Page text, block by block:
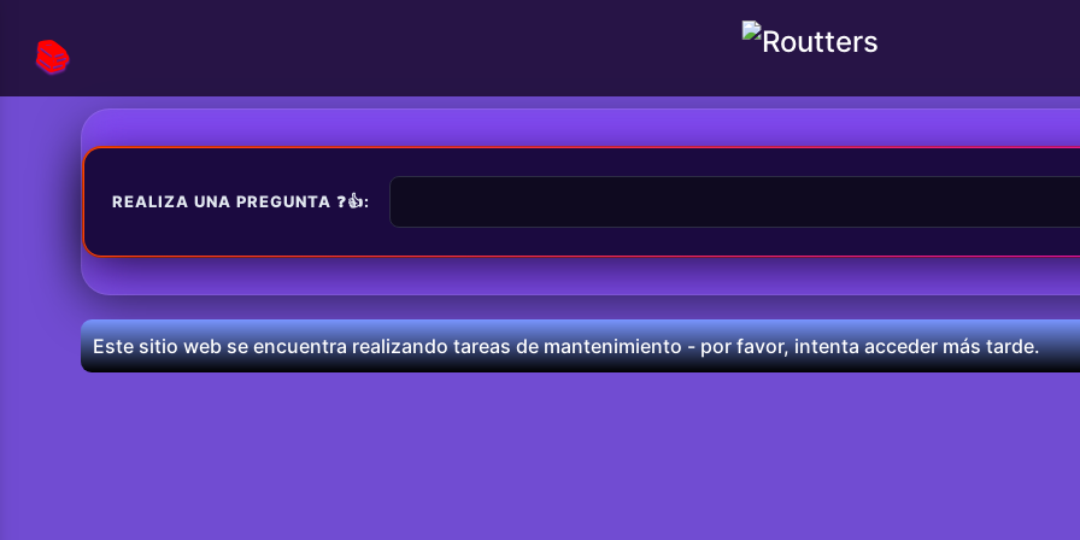
📚
REALIZA UNA PREGUNTA ❓👍:
Este sitio web se encuentra realizando tareas de mantenimiento - por favor, intenta acceder más tarde.